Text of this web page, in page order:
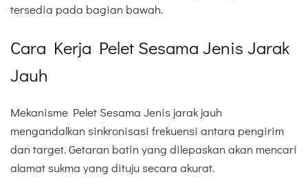
tersedia pada bagian bawah.
Cara Kerja Pelet Sesama Jenis Jarak
Jauh
Mekanisme Pelet Sesama Jenis jarak jauh
mengandalkan sinkronisasi frekuensi antara pengirim
dan target. Getaran batin yang dilepaskan akan mencari
alamat sukma yang dituju secara akurat.